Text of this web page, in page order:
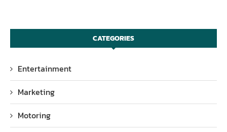
CATEGORIES
Entertainment
Marketing
Motoring